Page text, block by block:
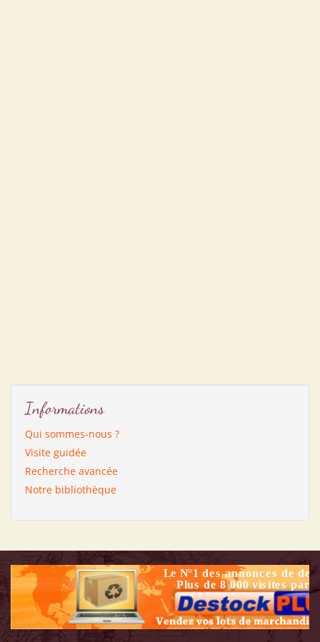
Informations
Qui sommes-nous ?
Visite guidée
Recherche avancée
Notre bibliothèque